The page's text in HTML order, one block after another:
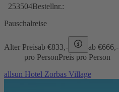
253504Bestellnr.:
Pauschalreise
Alter Preisab €833,- ab €666,-
pro PersonPreis pro Person
allsun Hotel Zorbas Village